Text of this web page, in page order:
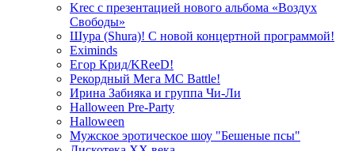
Krec с презентацией нового альбома «Воздух
Свободы»
Шура (Shura)! С новой концертной программой!
Eximinds
Егор Крид/KReeD!
Рекордный Мега МС Battle!
Ирина Забияка и группа Чи-Ли
Halloween Pre-Party
Halloween
Мужское эротическое шоу "Бешеные псы"